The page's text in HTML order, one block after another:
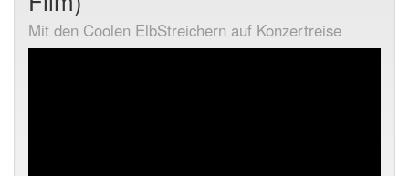
Mit den Coolen ElbStreichern auf Konzertreise